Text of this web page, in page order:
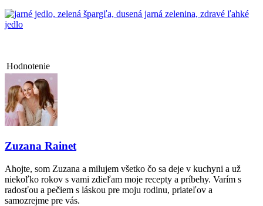
Hodnotenie
Zuzana Rainet
Ahojte, som Zuzana a milujem všetko čo sa deje v kuchyni a už
niekoľko rokov s vami zdieľam moje recepty a príbehy. Varím s
radosťou a pečiem s láskou pre moju rodinu, priateľov a
samozrejme pre vás.